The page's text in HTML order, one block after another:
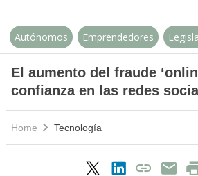
Autónomos Emprendedores
El aumento del fraude
confianza en las redes
Home Tecnología